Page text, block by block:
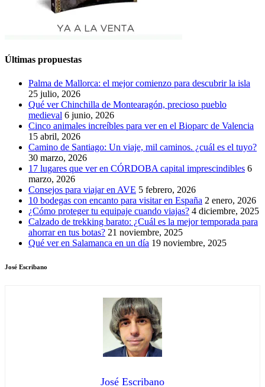
Últimas propuestas
Palma de Mallorca: el mejor comienzo para descubrir la isla
25 julio, 2026
Qué ver Chinchilla de Montearagón, precioso pueblo
medieval 6 junio, 2026
Cinco animales increíbles para ver en el Bioparc de Valencia
15 abril, 2026
Camino de Santiago: Un viaje, mil caminos. ¿cuál es el tuyo?
30 marzo, 2026
17 lugares que ver en CÓRDOBA capital imprescindibles 6
marzo, 2026
Consejos para viajar en AVE 5 febrero, 2026
10 bodegas con encanto para visitar en España 2 enero, 2026
¿Cómo proteger tu equipaje cuando viajas? 4 diciembre, 2025
Calzado de trekking barato: ¿Cuál es la mejor temporada para
ahorrar en tus botas? 21 noviembre, 2025
Qué ver en Salamanca en un día 19 noviembre, 2025
José Escribano
José Escribano